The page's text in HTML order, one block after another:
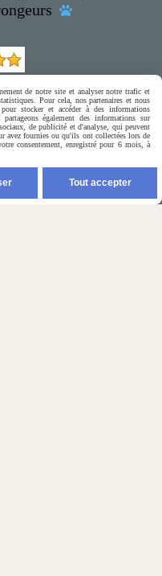

:
CLIENTS
de notre site et analyser notre trafic et
Pour cela, nos partenaires et nous
stocker et accéder à des informations
également des informations sur
de publicité et d'analyse, qui peuvent
avez fournies ou qu'ils ont collectées lors de
consentement, enregistré pour 6 mois, à
Tout accepter